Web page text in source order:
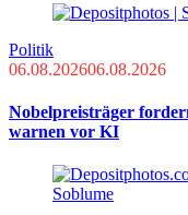
Politik
06.08.202606.08.2026
Nobelpreisträger
warnen vor KI